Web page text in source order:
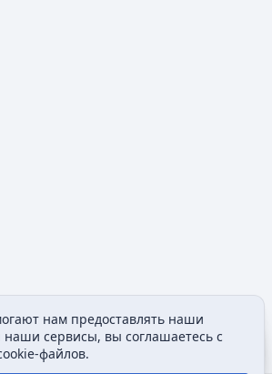
Просмотры
нам предоставлять наши
наши сервисы, вы соглашаетесь с
файлов.